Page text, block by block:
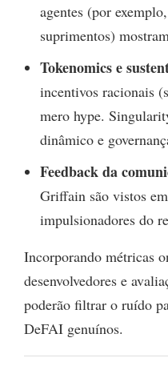
agentes (por
suprimentos)
Tokenomics e
incentivos racionais
mero hype.
dinâmico e
Feedback da
Griffain são vistos
impulsionadores do
Incorporando métricas
desenvolvedores e
poderão filtrar o ruído
DeFAI genuínos.